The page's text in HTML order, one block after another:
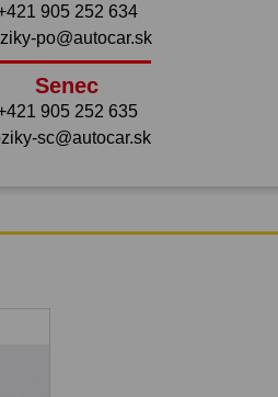
905 252 634
po@autocar.sk
Senec
905 252 635
sc@autocar.sk